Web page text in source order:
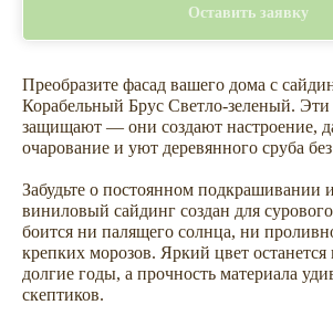
Оставить заявку
Преобразите фасад вашего дома с
Корабельный Брус Светло-зеленый. Эти
защищают — они создают настроение,
очарование и уют деревянного сруба
Забудьте о постоянном
виниловый сайдинг создан для
боится ни палящего солнца, ни
крепких морозов. Яркий цвет
долгие годы, а прочность материала
скептиков.